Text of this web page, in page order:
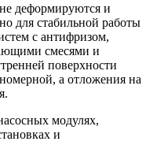
деформируются и
для стабильной работы
с антифризом,
смесями и
поверхности
а отложения на
модулях,
и